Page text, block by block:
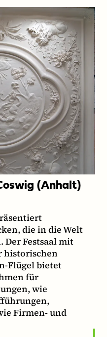
(Anhalt)
die in die Welt
Festsaal mit
historischen
Flügel bietet
für
wie
Firmen- und